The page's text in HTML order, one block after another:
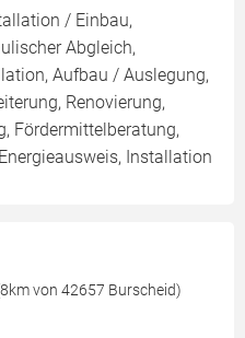
/ Einbau,
Abgleich,
Aufbau / Auslegung,
Renovierung,
Fördermittelberatung,
Installation
von 42657 Burscheid)